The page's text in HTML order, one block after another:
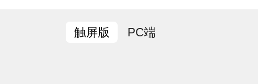
章，转载请附上原文链接。
触屏版 PC端